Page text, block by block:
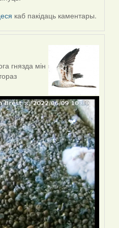
каб пакідаць каментары.
гнязда мін